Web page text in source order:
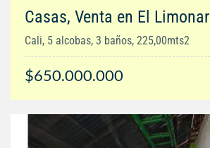
Casas, Venta en El Limonar
Cali, 5 alcobas, 3 baños, 225,00mts2
$650.000.000